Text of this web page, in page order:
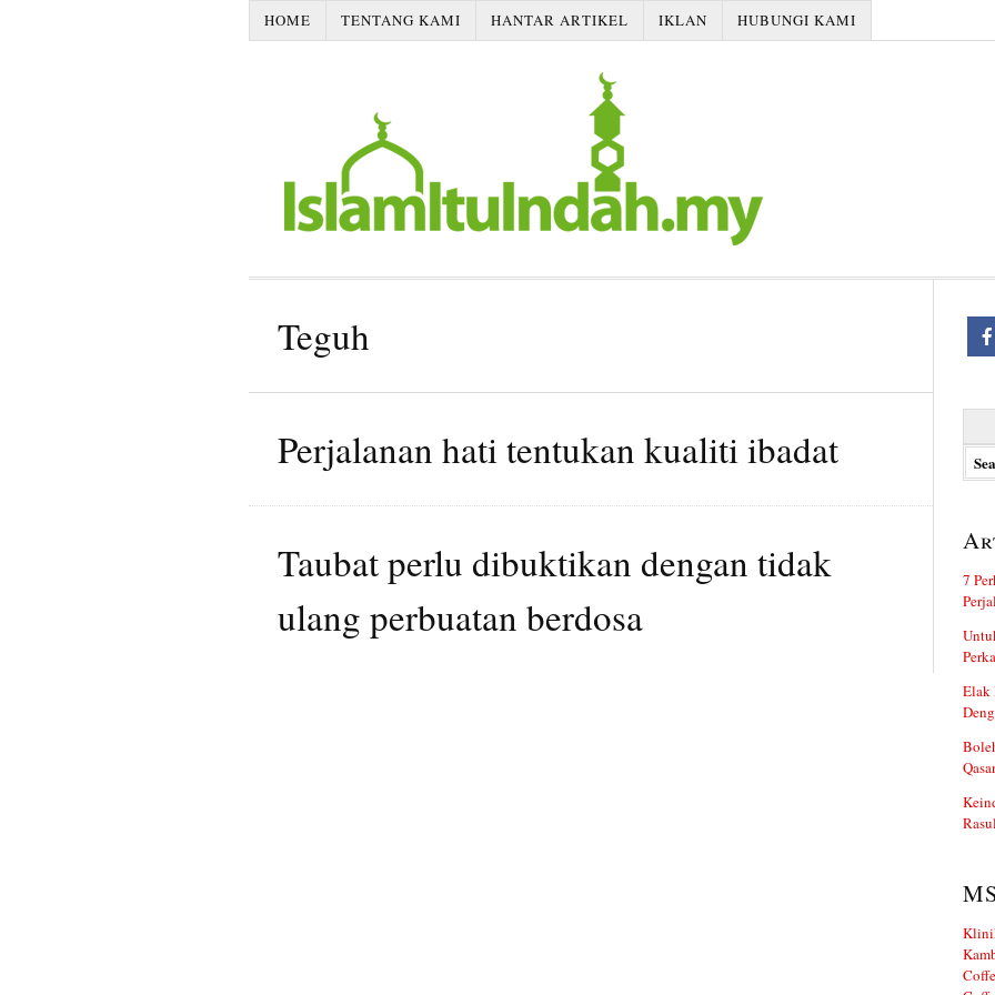
HOME TENTANG KAMI HANTAR ARTIKEL IKLAN HUBUNGI KAMI
Teguh
Perjalanan hati tentukan kualiti ibadat
Taubat perlu dibuktikan dengan tidak
ulang perbuatan berdosa
7
Elak